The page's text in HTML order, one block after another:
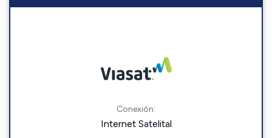
Conexión:
Internet Satelital